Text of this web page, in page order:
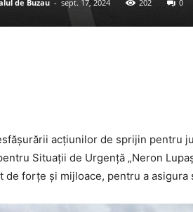
de Buzau - sept. 17, 2024 202 0
acțiunilor de sprijin pentru
Situații de Urgență „Neron
de forțe și mijloace, pentru a